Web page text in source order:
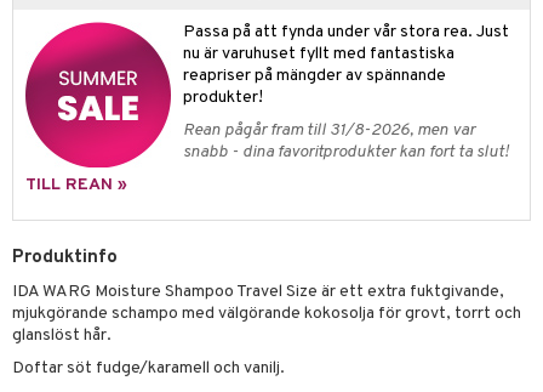
Passa på att fynda under vår stora rea. Just
nu är varuhuset fyllt med fantastiska
reapriser på mängder av spännande
produkter!
Rean pågår fram till 31/8-2026, men var
snabb - dina favoritprodukter kan fort ta slut!
TILL REAN »
Produktinfo
IDA WARG Moisture Shampoo Travel Size är ett extra fuktgivande,
mjukgörande schampo med välgörande kokosolja för grovt, torrt och
glanslöst hår.
Doftar söt fudge/karamell och vanilj.
/ Kajal
up
& tvål
Set
& Baby
de parfum
de toilettetrimmers
produkter
utan sol
utan sol
& tvål
shave balm
shave lotion
de cologne
de toilette
10
svar